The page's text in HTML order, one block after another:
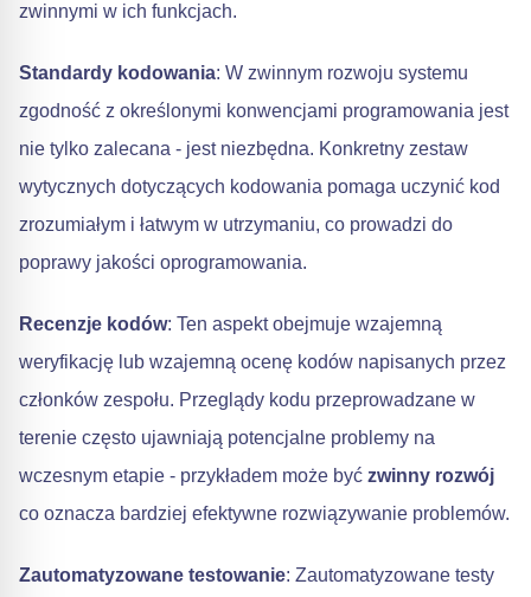
zwinnymi w ich funkcjach.
Standardy kodowania: W zwinnym rozwoju systemu
zgodność z określonymi konwencjami programowania jest
nie tylko zalecana - jest niezbędna. Konkretny zestaw
wytycznych dotyczących kodowania pomaga uczynić kod
zrozumiałym i łatwym w utrzymaniu, co prowadzi do
poprawy jakości oprogramowania.
Recenzje kodów: Ten aspekt obejmuje wzajemną
weryfikację lub wzajemną ocenę kodów napisanych przez
członków zespołu. Przeglądy kodu przeprowadzane w
terenie często ujawniają potencjalne problemy na
wczesnym etapie - przykładem może być zwinny rozwój
co oznacza bardziej efektywne rozwiązywanie problemów.
Zautomatyzowane testowanie: Zautomatyzowane testy